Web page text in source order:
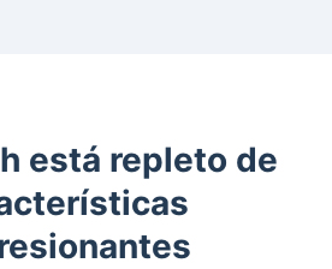
está repleto de